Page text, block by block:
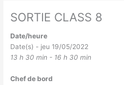
SORTIE CLASS 8
Date/heure
Date(s) - jeu 19/05/2022
13 h 30 min - 16 h 30 min
Chef de bord